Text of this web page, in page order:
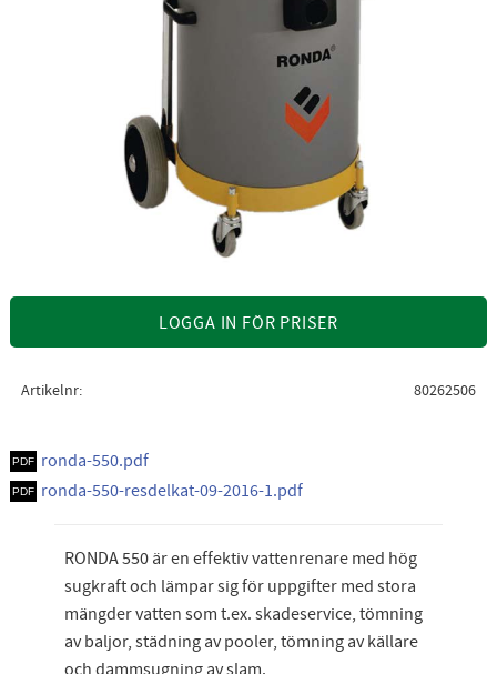
LOGGA IN FÖR PRISER
Artikelnr 80262506
ronda-550.pdf
ronda-550-resdelkat-09-2016-1.pdf
RONDA 550 är en effektiv vattenrenare med hög
sugkraft och lämpar sig för uppgifter med stora
mängder vatten som t.ex. skadeservice, tömning
av baljor, städning av pooler, tömning av källare
och dammsugning av slam.